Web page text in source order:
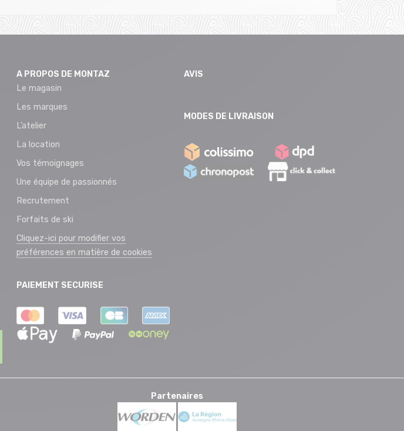
A PROPOS DE MONTAZ
Le magasin
Les marques
L’atelier
La location
Vos témoignages
Une équipe de passionnés
Recrutement
Forfaits de ski
Cliquez-ici pour modifier vos
préférences en matière de cookies
PAIEMENT SECURISE
AVIS
MODES DE LIVRAISON
Partenaires